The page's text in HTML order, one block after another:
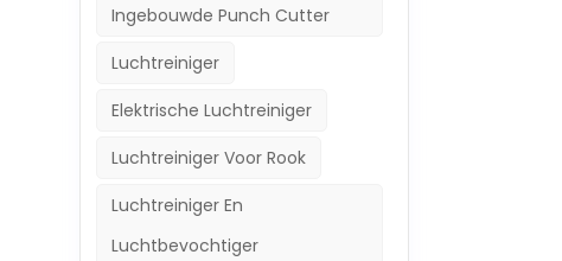
Ingebouwde Punch Cutter
Luchtreiniger
Elektrische Luchtreiniger
Luchtreiniger Voor Rook
Luchtreiniger En
Luchtbevochtiger